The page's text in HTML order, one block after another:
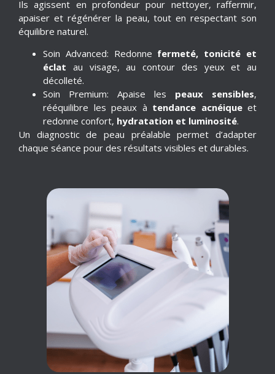
Ils agissent en profondeur pour nettoyer, raffermir,
apaiser et régénérer la peau, tout en respectant son
équilibre naturel.
Soin Advanced: Redonne fermeté, tonicité et
éclat au visage, au contour des yeux et au
décolleté.
Soin Premium: Apaise les peaux sensibles,
rééquilibre les peaux à tendance acnéiqueet
redonne confort, hydratation et luminosité.
Un diagnostic de peau préalable permet d’adapter
chaque séance pour des résultats visibles et durables.